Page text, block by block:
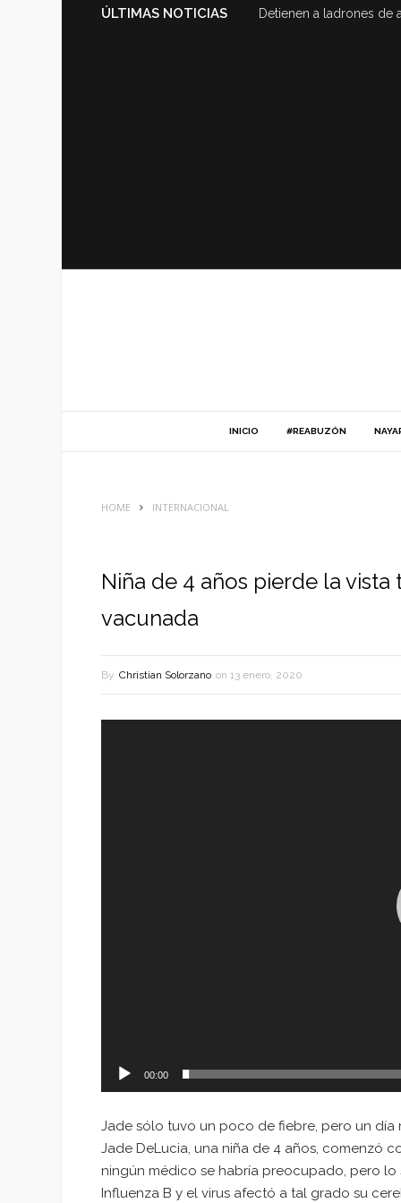
ÚLTIMAS NOTICIAS Detienen a ladrones de
INICIO #REABUZÓN
HOME INTERNACIONAL
Niña de 4 años pierde la
vacunada
By Christian Solorzano on 13 enero, 2020
00:00
Jade sólo tuvo un poco de fiebre, pero un día
Jade DeLucia, una niña de 4 años, comenzó
ningún médico se habría preocupado, pero
Influenza B y el virus afectó a tal grado su